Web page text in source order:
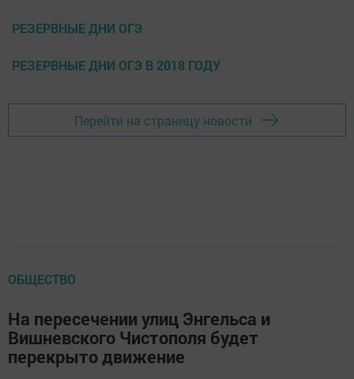
РЕЗЕРВНЫЕ ДНИ ОГЭ
РЕЗЕРВНЫЕ ДНИ ОГЭ В 2018 ГОДУ
Перейти на страницу новости
ОБЩЕСТВО
На пересечении улиц Энгельса и
Вишневского Чистополя будет
перекрыто движение